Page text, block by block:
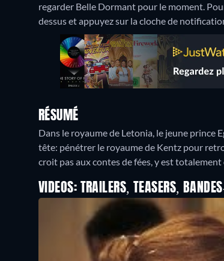
regarder Belle Dormant pour le moment.
dessus et appuyez sur la cloche de
RÉSUMÉ
Dans le royaume de Letonia, le jeune prince
tête: pénétrer le royaume de Kentz pour
croit pas aux contes de fées, y est totalement
VIDEOS: TRAILERS, TEASERS,